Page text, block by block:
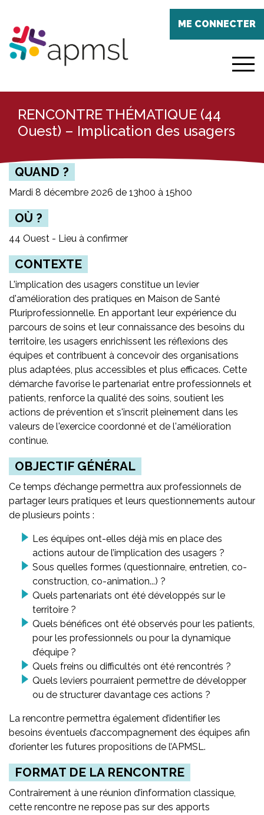
contenu
principal
ME CONNECTER
menu
RENCONTRE THÉMATIQUE (44
Ouest) – Implication des usagers
QUAND ?
Mardi 8 décembre 2026 de 13h00 à 15h00
OÙ ?
44 Ouest - Lieu à confirmer
CONTEXTE
L'implication des usagers constitue un levier
d'amélioration des pratiques en Maison de Santé
Pluriprofessionnelle. En apportant leur expérience du
parcours de soins et leur connaissance des besoins du
territoire, les usagers enrichissent les réflexions des
équipes et contribuent à concevoir des organisations
plus adaptées, plus accessibles et plus efficaces. Cette
démarche favorise le partenariat entre professionnels et
patients, renforce la qualité des soins, soutient les
actions de prévention et s'inscrit pleinement dans les
valeurs de l'exercice coordonné et de l'amélioration
continue.
OBJECTIF GÉNÉRAL
Ce temps d’échange permettra aux professionnels de
partager leurs pratiques et leurs questionnements autour
de plusieurs points :
Les équipes ont-elles déjà mis en place des
actions autour de l’implication des usagers ?
Sous quelles formes (questionnaire, entretien, co-
construction, co-animation...) ?
Quels partenariats ont été développés sur le
territoire ?
Quels bénéfices ont été observés pour les patients,
pour les professionnels ou pour la dynamique
d’équipe ?
Quels freins ou difficultés ont été rencontrés ?
Quels leviers pourraient permettre de développer
ou de structurer davantage ces actions ?
La rencontre permettra également d’identifier les
besoins éventuels d’accompagnement des équipes afin
d’orienter les futures propositions de l’APMSL.
FORMAT DE LA RENCONTRE
Contrairement à une réunion d’information classique,
cette rencontre ne repose pas sur des apports